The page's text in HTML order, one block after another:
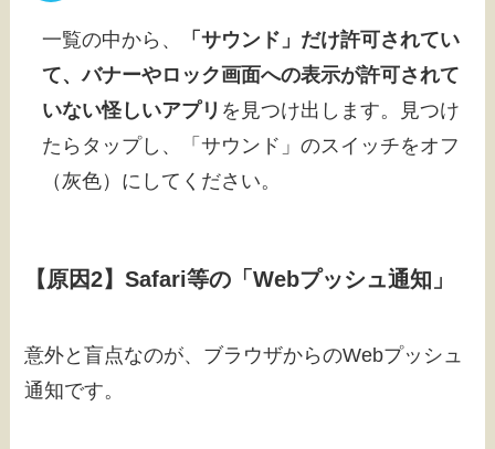
一覧の中から、
「サウンド」だけ許可されてい
て、バナーやロック画面への表示が許可されて
いない怪しいアプリ を見つけ出します。見つけ
たらタップし、「サウンド」のスイッチをオフ
（灰色）にしてください。
【原因2】Safari等の「Webプッシュ通知」
意外と盲点なのが、ブラウザからのWebプッシュ
通知です。